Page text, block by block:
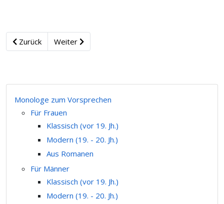
Zurück Weiter
Monologe zum Vorsprechen
Für Frauen
Klassisch (vor 19. Jh.)
Modern (19. - 20. Jh.)
Aus Romanen
Für Männer
Klassisch (vor 19. Jh.)
Modern (19. - 20. Jh.)